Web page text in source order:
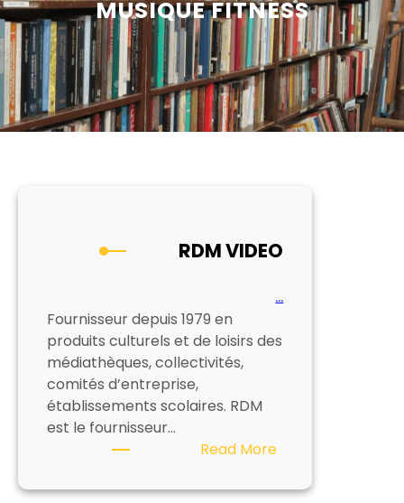
MUSIQUE FITNESS
RDM VIDEO
…
Fournisseur depuis 1979 en
produits culturels et de loisirs des
médiathèques, collectivités,
comités d’entreprise,
établissements scolaires. RDM
est le fournisseur…
Read More:
VIDEO